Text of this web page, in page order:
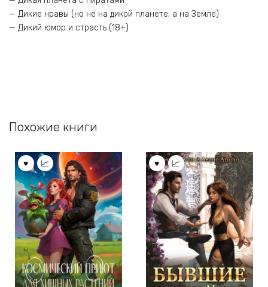
— Дикие нравы (но не на дикой планете, а на Земле)
— Дикий юмор и страсть (18+)
Похожие книги